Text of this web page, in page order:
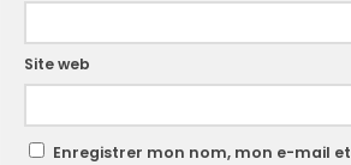
Site web
Enregistrer mon nom, mon e-mail